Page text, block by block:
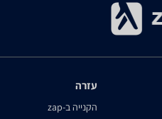
עזרה
הקנייה ב-zap